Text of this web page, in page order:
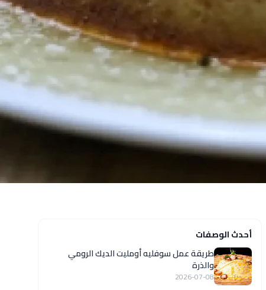
أحدث الوصفات
طريقة عمل سوفليه أومليت الديك الرومي
والذرة
2026-07-08